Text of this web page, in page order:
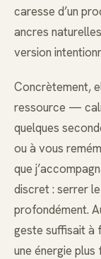
caresse d’un
ancres
version
Concrètement,
ressource —
quelques
ou à vous
que
discret : serrer
profondément.
geste suffisait à
une énergie plus